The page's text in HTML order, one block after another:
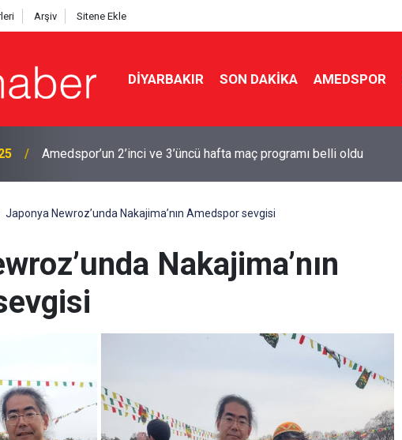
Arşiv Sitene Ekle
DIYARBAKIR SON DAKIKA AMEDSPOR
Adalet Bakanı: Kayyımlar kalacak, Demirtaş çıkamayacak
Japonya Newroz’unda Nakajima’nın Amedspor sevgisi
Nakajima’nın